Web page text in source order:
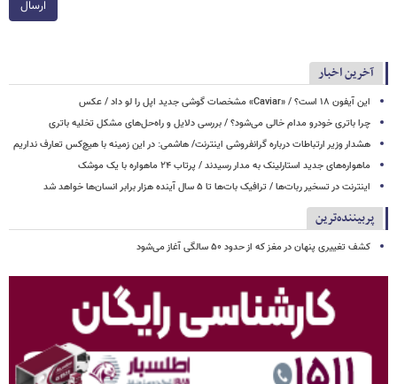
ارسال
آخرین اخبار
این آیفون ۱۸ است؟ / «Caviar» مشخصات گوشی جدید اپل را لو داد / عکس
چرا باتری خودرو مدام خالی می‌شود؟ / بررسی دلایل و راه‌حل‌های مشکل تخلیه باتری
هشدار وزیر ارتباطات درباره گرانفروشی اینترنت/ هاشمی: در این زمینه با هیچ‌کس تعارف نداریم
ماهواره‌های جدید استارلینک به مدار رسیدند / پرتاب ۲۴ ماهواره با یک موشک
اینترنت در تسخیر ربات‌ها / ترافیک بات‌ها تا ۵ سال آینده هزار برابر انسان‌ها خواهد شد
پربیننده‌ترین
کشف تغییری پنهان در مغز که از حدود ۵۰ سالگی آغاز می‌شود